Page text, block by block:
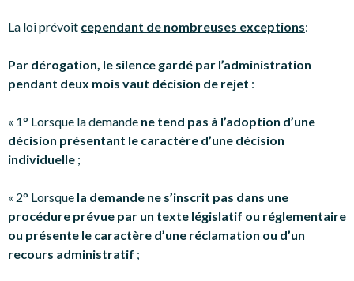
La loi prévoit cependant de nombreuses exceptions:
Par dérogation, le silence gardé par l’administration
pendant deux mois vaut décision de rejet :
« 1° Lorsque la demande ne tend pas à l’adoption d’une
décision présentant le caractère d’une décision
individuelle ;
« 2° Lorsque la demande ne s’inscrit pas dans une
procédure prévue par un texte législatif ou réglementaire
ou présente le caractère d’une réclamation ou d’un
recours administratif ;